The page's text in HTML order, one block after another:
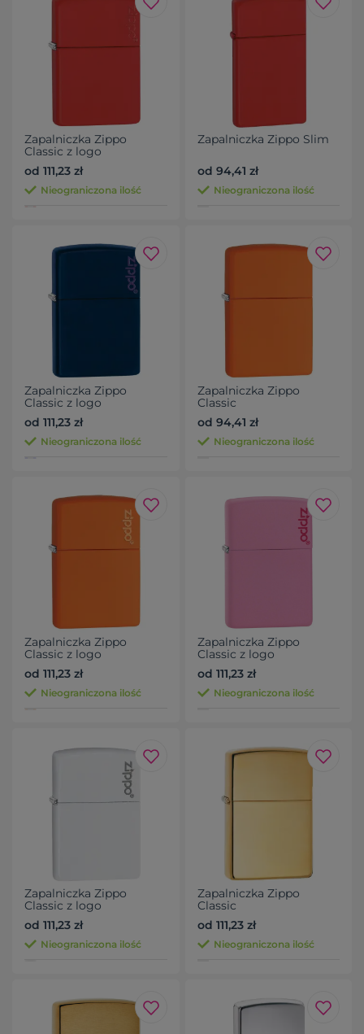
Zapalniczka Zippo
Classic z logo
od 111,23 zł
Nieograniczona ilość
Zapalniczka Zippo Slim
od 94,41 zł
Nieograniczona ilość
Zapalniczka Zippo
Classic z logo
od 111,23 zł
Nieograniczona ilość
Zapalniczka Zippo
Classic
od 94,41 zł
Nieograniczona ilość
Zapalniczka Zippo
Classic z logo
od 111,23 zł
Nieograniczona ilość
Zapalniczka Zippo
Classic z logo
od 111,23 zł
Nieograniczona ilość
Zapalniczka Zippo
Classic z logo
od 111,23 zł
Nieograniczona ilość
Zapalniczka Zippo
Classic
od 111,23 zł
Nieograniczona ilość